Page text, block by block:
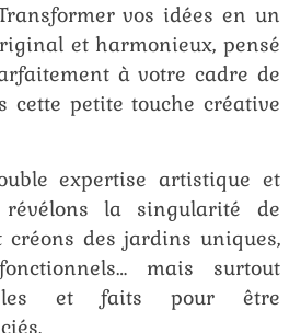
vos idées en un
et harmonieux, pensé
à votre cadre de
cette petite touche créative
expertise artistique et
révélons la singularité de
des jardins uniques,
mais surtout
et faits pour être